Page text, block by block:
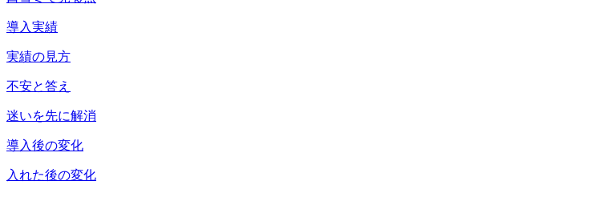
導入実績
実績の見方
不安と答え
迷いを先に解消
導入後の変化
入れた後の変化